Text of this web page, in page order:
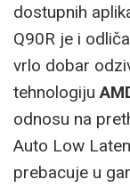
dostupnih
Q90R je i
vrlo dobar
tehnologiju
odnosu na
Auto Low
prebacuje u